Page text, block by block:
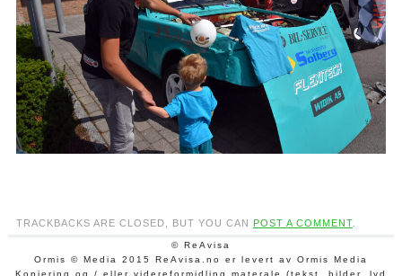
TRACKBACKS ARE CLOSED, BUT YOU CAN POST A COMMENT.
© ReAvisa
Ormis © Media 2015 ReAvisa.no er levert av Ormis Media
Kopiering og / eller videreformidling materale (tekst, bilder, lyd